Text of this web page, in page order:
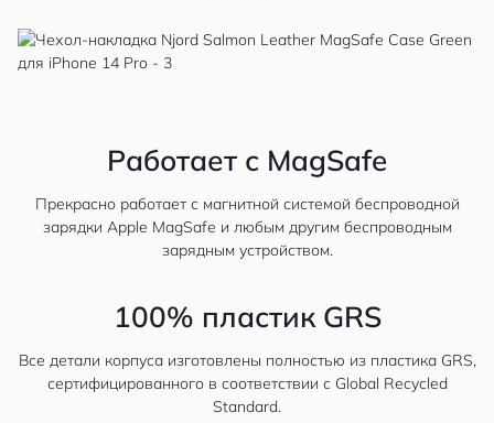
Работает с MagSafe
Прекрасно работает с магнитной системой беспроводной
зарядки Apple MagSafe и любым другим беспроводным
зарядным устройством.
100% пластик GRS
Все детали корпуса изготовлены полностью из пластика GRS,
сертифицированного в соответствии с Global Recycled
Standard.